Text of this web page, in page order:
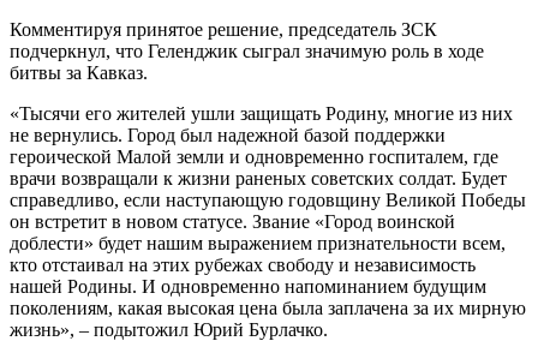
Комментируя принятое решение, председатель ЗСК
подчеркнул, что Геленджик сыграл значимую роль в ходе
битвы за Кавказ.
«Тысячи его жителей ушли защищать Родину, многие из них
не вернулись. Город был надежной базой поддержки
героической Малой земли и одновременно госпиталем, где
врачи возвращали к жизни раненых советских солдат. Будет
справедливо, если наступающую годовщину Великой Победы
он встретит в новом статусе. Звание «Город воинской
доблести» будет нашим выражением признательности всем,
кто отстаивал на этих рубежах свободу и независимость
нашей Родины. И одновременно напоминанием будущим
поколениям, какая высокая цена была заплачена за их мирную
жизнь», – подытожил Юрий Бурлачко.